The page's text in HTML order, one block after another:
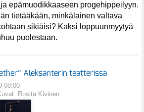
epämuodikkaaseen progehippeilyyn.
tietääkään, minkälainen valtava
sikiäisi? Kaksi loppuunmyytyä
puolestaan.
Aleksanterin teatterissa
08:00
Rosita Kivinen